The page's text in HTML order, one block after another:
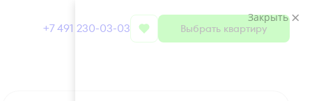
+7 491 230-03-03 Выбрать квартиру
Забронировать
Закрыть